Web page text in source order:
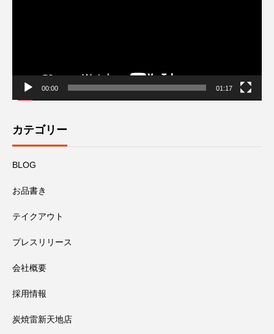
00:00 01:17
カテゴリー
BLOG
お品書き
テイクアウト
プレスリリース
会社概要
採用情報
炭焼雷新天地店